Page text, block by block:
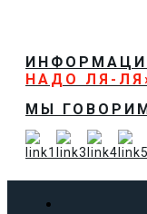
НАДО ЛЯ-
МЫ